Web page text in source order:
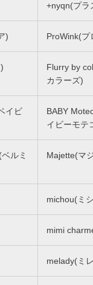
+nyqn(プラ
) ProWink(プ
Flurry by
カラーズ)
イビ
BABY
イビーモテ
ルミ
Majette(マ
michou(ミ
mimi
melady(ミ